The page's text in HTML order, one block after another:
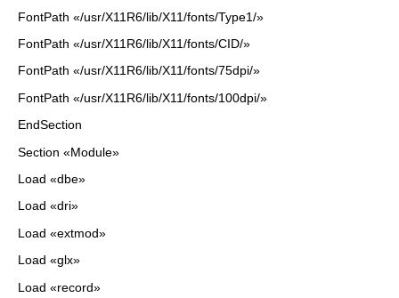
FontPath «/usr/X11R6/lib/X11/fonts/Type1/»
FontPath «/usr/X11R6/lib/X11/fonts/CID/»
FontPath «/usr/X11R6/lib/X11/fonts/75dpi/»
FontPath «/usr/X11R6/lib/X11/fonts/100dpi/»
EndSection
Section «Module»
Load «dbe»
Load «dri»
Load «extmod»
Load «glx»
Load «record»